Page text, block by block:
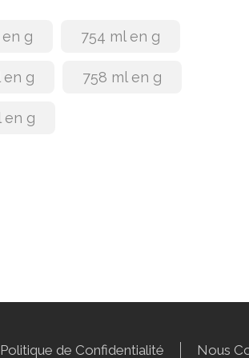
en g 754 ml en g
en g 758 ml en g
en g
Politique de Confidentialité Nous